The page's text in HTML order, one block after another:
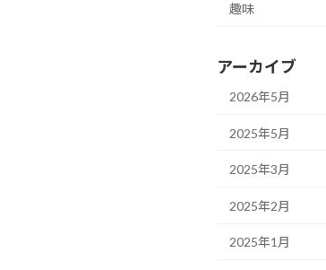
趣味
アーカイブ
2026年5月
2025年5月
2025年3月
2025年2月
2025年1月